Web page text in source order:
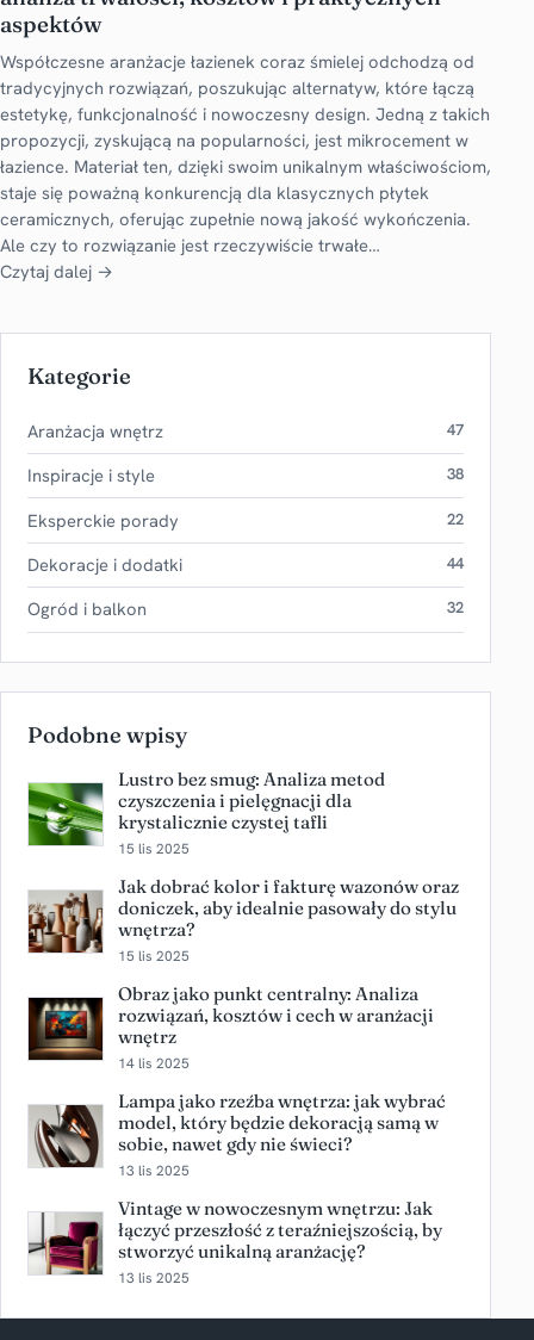
aspektów
Współczesne aranżacje łazienek coraz śmielej odchodzą od
tradycyjnych rozwiązań, poszukując alternatyw, które łączą
estetykę, funkcjonalność i nowoczesny design. Jedną z takich
propozycji, zyskującą na popularności, jest mikrocement w
łazience. Materiał ten, dzięki swoim unikalnym właściwościom,
staje się poważną konkurencją dla klasycznych płytek
ceramicznych, oferując zupełnie nową jakość wykończenia.
Ale czy to rozwiązanie jest rzeczywiście trwałe…
Czytaj dalej →
Kategorie
Aranżacja wnętrz 47
Inspiracje i style 38
Eksperckie porady 22
Dekoracje i dodatki 44
Ogród i balkon 32
Podobne wpisy
Lustro bez smug: Analiza metod
czyszczenia i pielęgnacji dla
krystalicznie czystej tafli
15 lis 2025
Jak dobrać kolor i fakturę wazonów oraz
doniczek, aby idealnie pasowały do stylu
wnętrza?
15 lis 2025
Obraz jako punkt centralny: Analiza
rozwiązań, kosztów i cech w aranżacji
wnętrz
14 lis 2025
Lampa jako rzeźba wnętrza: jak wybrać
model, który będzie dekoracją samą w
sobie, nawet gdy nie świeci?
13 lis 2025
Vintage w nowoczesnym wnętrzu: Jak
łączyć przeszłość z teraźniejszością, by
stworzyć unikalną aranżację?
13 lis 2025